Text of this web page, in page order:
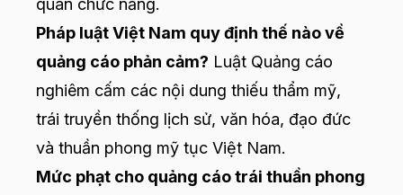
Pháp luật Việt Nam quy định thế nào về
quảng cáo phản cảm? Luật Quảng cáo
nghiêm cấm các nội dung thiếu thẩm mỹ,
trái truyền thống lịch sử, văn hóa, đạo đức
và thuần phong mỹ tục Việt Nam.
Mức phạt cho quảng cáo trái thuần phong